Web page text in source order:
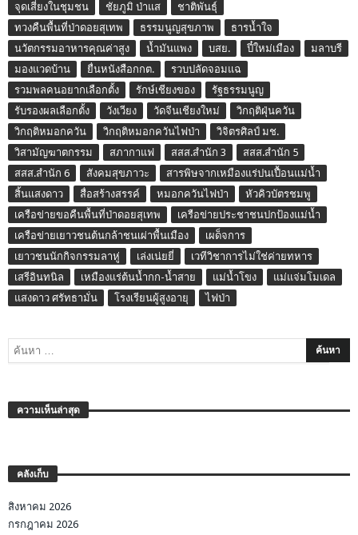
จุดเสี่ยงในชุมชน
ชัยภูมิ ป่าแส
ชาติพันธุ์
ทวงคืนพื้นที่ป่าดอยสุเทพ
ธรรมนูญสุขภาพ
ธารน้ำใจ
นวัตกรรมอาหารคุณค่าสูง
น้ำมันแพง บสย. ปี๋ใหม่เมือง
มลาบรี
มองแวดบ้าน
ยื่นหนังสือกกต.
รวบปลัดจอมแฉ
รวมพลคนอยากเลือกตั้ง
รักษ์เชียงของ
รัฐธรรมนูญ
รับรองผลเลือกตั้ง
วังเวียง วัดจีนเชียงใหม่
วิกฤติฝุ่นควัน
วิกฤติหมอกควัน
วิกฤติหมอกควันไฟป่า
วิจิตรศิลป์ มช.
วิสามัญฆาตกรรม
สภากาแฟ สสส.สำนัก 3
สสส.สำนัก 5
สสส.สำนัก 6
สังคมสุขภาวะ
สารพิษจากเหมืองแร่ปนเปื้อนแม่น้ำ
สิ้นแสงดาว
สื่อสร้างสรรค์ หมอกควันไฟป่า
หัวคิวบัตรชมพู
เครือข่ายขอคืนพื้นที่ป่าดอยสุเทพ
เครือข่ายประชาชนปกป้องแม่น้ำ
เครือข่ายเยาวชนต้นกล้าชนเผ่าพื้นเมือง
เผด็จการ
เยาวชนนักกิจกรรมลาหู่
เล่งเน่ยยี่
เวทีวิชาการไม่ใช่ค่ายทหาร
เสรีอินทนิล
เหมืองแร่ต้นน้ำกก-น้ำสาย แม่น้ำโขง
แม่แจ่มโมเดล
แสงดาว ศรัทธามั่น
โรงเรียนผู้สูงอายุ ไฟป่า
ความเห็นล่าสุด
คลังเก็บ
สิงหาคม 2026
กรกฎาคม 2026